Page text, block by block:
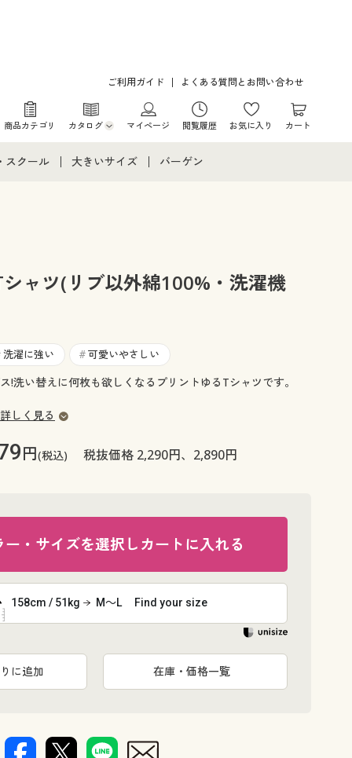
ご利用ガイド よくある質問とお問い合わせ
商品カテゴリ カタログ
カタログ・チラシからのご注文
マイページ 閲覧履歴 お気に入り カート
スクール
ア・ティーンズ下着
大きいサイズ
大きいサイズ レディース下着
大きいサイズ 事務・制服
バーゲン
ャツ(リブ以外綿100%・洗濯機
洗濯に強い # 可愛いやさしい
!洗い替えに何枚も欲しくなるプリントゆるTシャツです。
しく見る
円(税込) 税抜価格 2,290円、2,890円
ー・サイズを選択しカートに入れる
158cm / 51kg M～L Find your size
に追加 在庫・価格一覧